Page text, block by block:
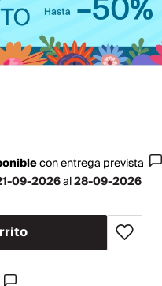
conentrega prevista
09-2026al28-09-2026